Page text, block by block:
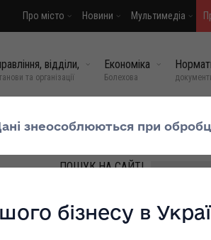
Про місто Новини Мультимедіа
відділи,
та організації
Економіка
Болехова
з
МИ У СОЦМЕРЕЖАХ
ПОШУК НА САЙТІ